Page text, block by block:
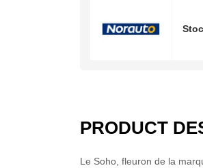
PRODUCT
Le Soho, fleuron de la